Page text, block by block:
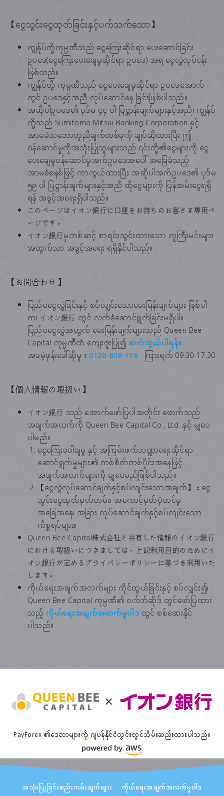
【ငွေသွင်းငွေထုတ်ခြင်းနှင့်ပက်သက်သော】
ကျွန်ုပ်တို့ကုမ္ပဏီသည် ငွေကြေးဆိုင်ရာ ပေးဆောင်ခြင်း
ဥပဒေ(ငွေကြေးပေးချေမှုဆိုင်ရာ ဥပဒေ) အရ ငွေလွှဲလုပ်ငန်း
ဖြစ်သည်။
ကျွန်ုပ်တို့ ကုမ္ပဏီသည် ငွေပေးချေမှုဆိုင်ရာ ဥပဒေအောက်
တွင် ဥပဒေနှင့်အညီ လုပ်ဆောင်နေ ခြင်းဖြစ်ပါသည်။
အဆိုပါဥပဒေ၏ ပုဒ်မ ၄၄ ပါ ပြဋ္ဌာန်းချက်များနှင့်အညီ၊ ကျွန်ုပ်
တို့သည် Sumitomo Mitsui Banking Corporation နှင့်
အာမခံသဘောတူညီချက်တစ်ခုကို ချုပ်ဆိုထားပြီး ဤ
ဝန်ဆောင်မှုကိုအသုံးပြုသူများသည် ၎င်းတို့၏ငွေများကို ငွေ
ပေးချေမှုဝန်ဆောင်မှုအက်ဥပဒေအပေါ် အခြေခံသည့်
အာမခံစနစ်ဖြင့် ကာကွယ်ထားပြီး အဆိုပါအက်ဥပဒေ၏ ပုဒ်မ
၅၉ ပါ ပြဋ္ဌာန်းချက်များနှင့်အညီ ထိုငွေများကို ပြန်အမ်းငွေရရှိ
ရန် အခွင့်အရေးရှိပါသည်။
このページはイオン銀行に口座をお持ちのお客さま専用ペ
ージです。
イオン銀行မှတစ်ဆင့် စာရင်းသွင်းထားသော လူကြီးမင်းများ
အတွက်သာ အခွင့်အရေး ရရှိနိုင်ပါသည်။
【お問合わせ】
ပြည်ပငွေလွှဲခြင်းနှင့် စပ်လျှင်းသောမေးမြန်းချက်များ ဖြစ်ပါ
က၊ イオン銀行 တွင် လက်ခံဆောင်ရွက်ခြင်းမရှိပါ။
ပြည်ပငွေလွှဲအတွက် မေးမြန်းချက်များသည် Queen Bee
Capital ကုမ္ပဏီထံ ကျေးဇူးပြု၍ဆက်သွယ်ပါရန်။
အခမဲ့ဖုန်းခေါ်ဆိုမှု：0120-808-774 ကြားရက် 09:30-17:30
【個人情報の取扱い】
イオン銀行 သည် အောက်ဖော်ပြပါအတိုင်း ဖောက်သည်
အချက်အလက်ကို Queen Bee Capital Co., Ltd. နှင့် မျှဝေ
ပါမည်။
ငွေကြေးခဝါချမှု နှင့် အကြမ်းဖက်ဘဏ္ဍာရေးဆိုင်ရာ
ဆောင်ရွက်မှုများ၏ တစ်စိတ်တစ်ပိုင်းအနေဖြင့်
အချက်အလက်များကို မျှဝေမည်ဖြစ်ပါသည်။
【ငွေလွှဲလုပ်ဆောင်ချက်နှင့်စပ်လျင်းသောအချက်】：ငွေ
သွင်းငွေထုတ်မှတ်တမ်း၊ အကောင့်မှတ်ပုံတင်မှု
အခြေအနေ၊ အခြား လုပ်ဆောင်ချက်နှင့်စပ်လျင်းသော
ကိစ္စရပ်များ။
Queen Bee Capital株式会社と共有した情報のイオン銀行
における取扱いにつきましては、上記利用目的のためにイ
オン銀行が定めるプライバシーポリシーに基づき利用いた
します。
ကိုယ်ရေးအချက်အလက်များ ကိုင်တွယ်ခြင်းနှင့် စပ်လျှင်း၍၊
Queen Bee Capital ကုမ္ပဏီ၏ ၀က်ဘ်ဆိုဒ် တွင်ဖော်ပြထား
သည့် ကိုယ်ရေးအချက်အလက်မူဝါဒတွင် စစ်ဆေးနိုင်
ပါသည်။
PayForex ၏ဒေတာများကို ဂျပန်နိုင်ငံတွင်းတွင်သိမ်းဆည်းထားပါသည်။
အသုံးပြုခြင်းစည်းကမ်းချက်များ ကိုယ်ရေးအချက်အလက်မူဝါဒ